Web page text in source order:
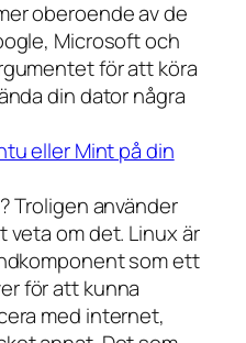
oberoende av de
Microsoft och
för att köra
din dator några
eller Mint på din
Troligen använder
veta om det. Linux är
som ett
för att kunna
med internet,